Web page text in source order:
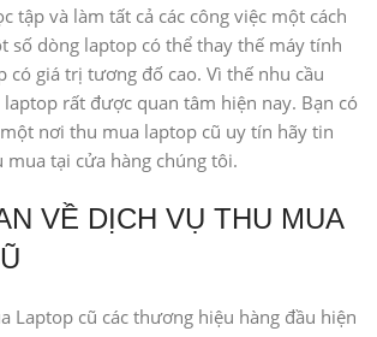
tập và làm tất cả các công việc một cách
số dòng laptop có thể thay thế máy tính
có giá trị tương đố cao. Vì thế nhu cầu
rất được quan tâm hiện nay. Bạn có
nơi thu mua laptop cũ uy tín hãy tin
tại cửa hàng chúng tôi.
VỀ DỊCH VỤ THU MUA
Laptop cũ các thương hiệu hàng đầu hiện